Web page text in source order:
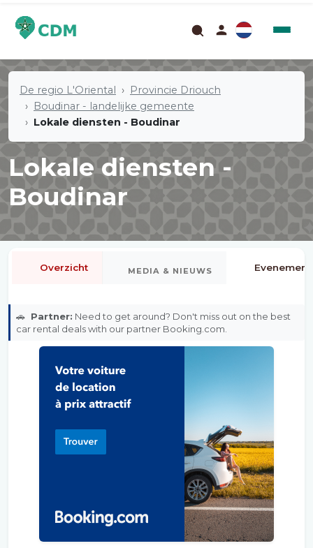
De regio L'Oriental
Provincie Driouch
Boudinar - landelijke gemeente
Lokale diensten - Boudinar
Lokale diensten -
Boudinar
Overzicht MEDIA & NIEUWS
🚗 Partner: Need to get around? Don't miss out on the best
car rental deals with our partner Booking.com.